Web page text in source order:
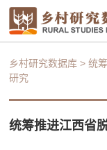
乡村研究数据库 >统
研究
统筹推进江西省